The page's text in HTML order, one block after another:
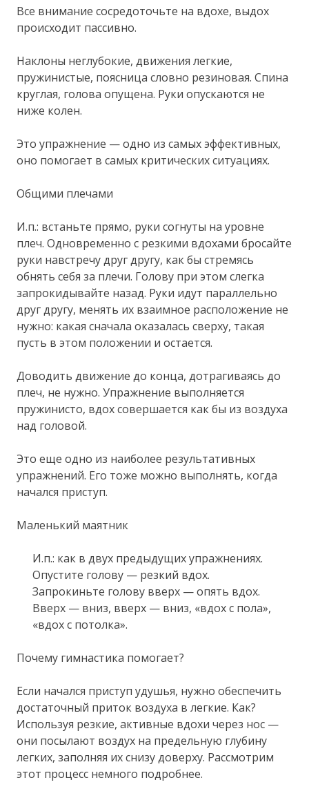
Все внимание сосредоточьте на вдохе, выдох
происходит пассивно.
Наклоны неглубокие, движения легкие,
пружинистые, поясница словно резиновая. Спина
круглая, голова опущена. Руки опускаются не
ниже колен.
Это упражнение — одно из самых эффективных,
оно помогает в самых критических ситуациях.
Общими плечами
И.п.: встаньте прямо, руки согнуты на уровне
плеч. Одновременно с резкими вдохами бросайте
руки навстречу друг другу, как бы стремясь
обнять себя за плечи. Голову при этом слегка
запрокидывайте назад. Руки идут параллельно
друг другу, менять их взаимное расположение не
нужно: какая сначала оказалась сверху, такая
пусть в этом положении и остается.
Доводить движение до конца, дотрагиваясь до
плеч, не нужно. Упражнение выполняется
пружинисто, вдох совершается как бы из воздуха
над головой.
Это еще одно из наиболее результативных
упражнений. Его тоже можно выполнять, когда
начался приступ.
Маленький маятник
И.п.: как в двух предыдущих упражнениях.
Опустите голову — резкий вдох.
Запрокиньте голову вверх — опять вдох.
Вверх — вниз, вверх — вниз, «вдох с пола»,
«вдох с потолка».
Почему гимнастика помогает?
Если начался приступ удушья, нужно обеспечить
достаточный приток воздуха в легкие. Как?
Используя резкие, активные вдохи через нос —
они посылают воздух на предельную глубину
легких, заполняя их снизу доверху. Рассмотрим
этот процесс немного подробнее.